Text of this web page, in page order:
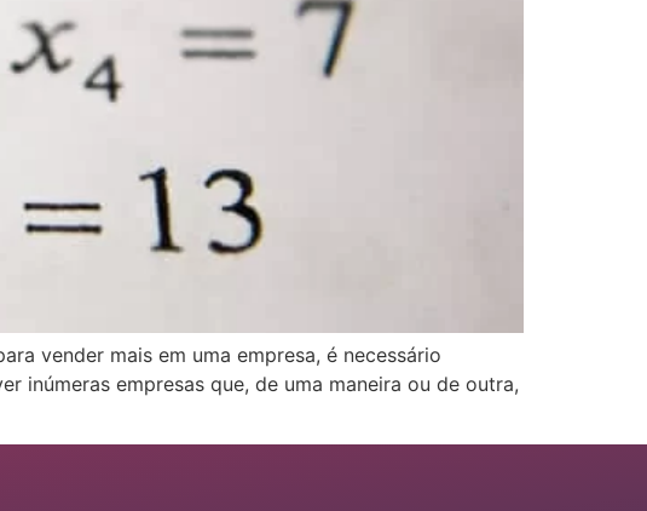
vender mais em uma empresa, é necessário
inúmeras empresas que, de uma maneira ou de outra,